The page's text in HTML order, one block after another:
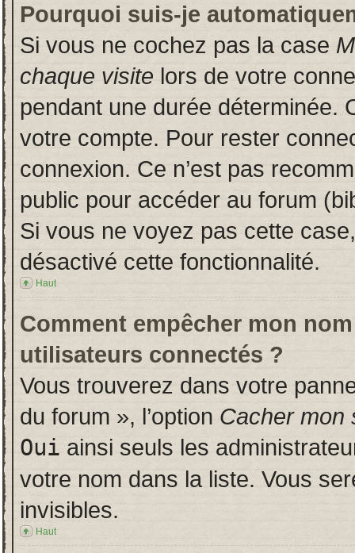
Pourquoi suis-je
Si vous ne cochez pas la case
chaque visite lors de votre
pendant une durée déterminée.
votre compte. Pour rester
connexion. Ce n’est pas
public pour accéder au forum
Si vous ne voyez pas cette
désactivé cette fonctionnalité.
Haut
Comment empêcher mon
utilisateurs connectés ?
Vous trouverez dans votre
du forum », l’option Cacher mon
Oui ainsi seuls les
votre nom dans la liste. Vous
invisibles.
Haut